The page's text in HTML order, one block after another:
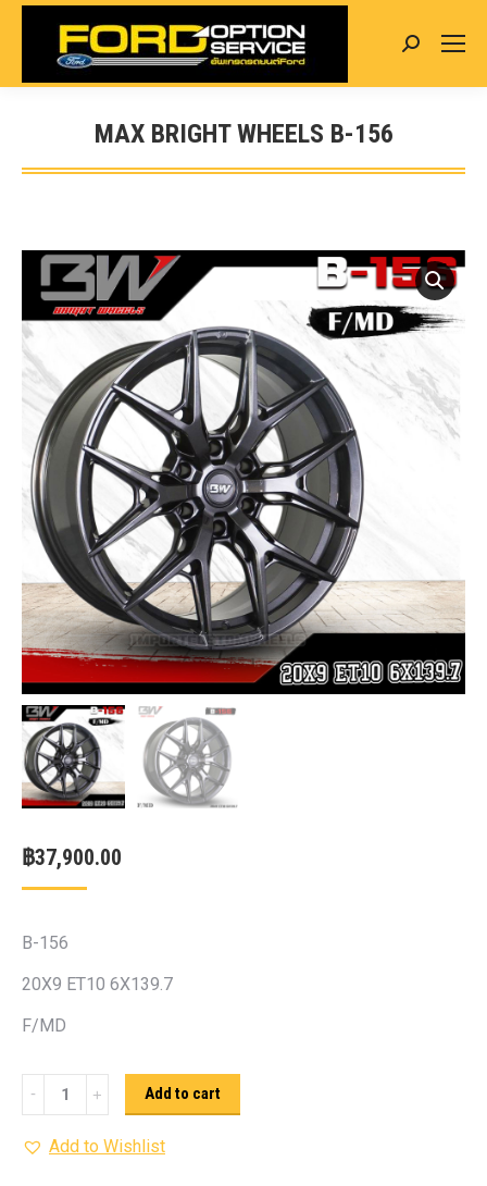
Search:
MAX BRIGHT WHEELS B-156
You are here:
฿37,900.00
B-156
20X9 ET10 6X139.7
F/MD
BRIGHT
WHEELS
Add to cart
Add to Wishlist